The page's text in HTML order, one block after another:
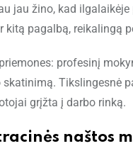
jau žino, kad
pagalbą, reikalingą
profesinį
Tikslingesnė
grįžta į darbo rinką.
naštos